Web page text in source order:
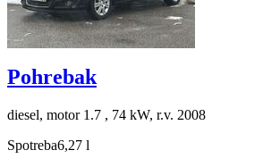
Pohrebak
diesel, motor 1.7 , 74 kW, r.v. 2008
Spotreba6,27 l